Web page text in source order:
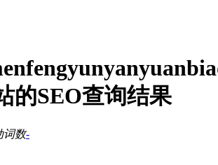
的SEO查询结果
词数-